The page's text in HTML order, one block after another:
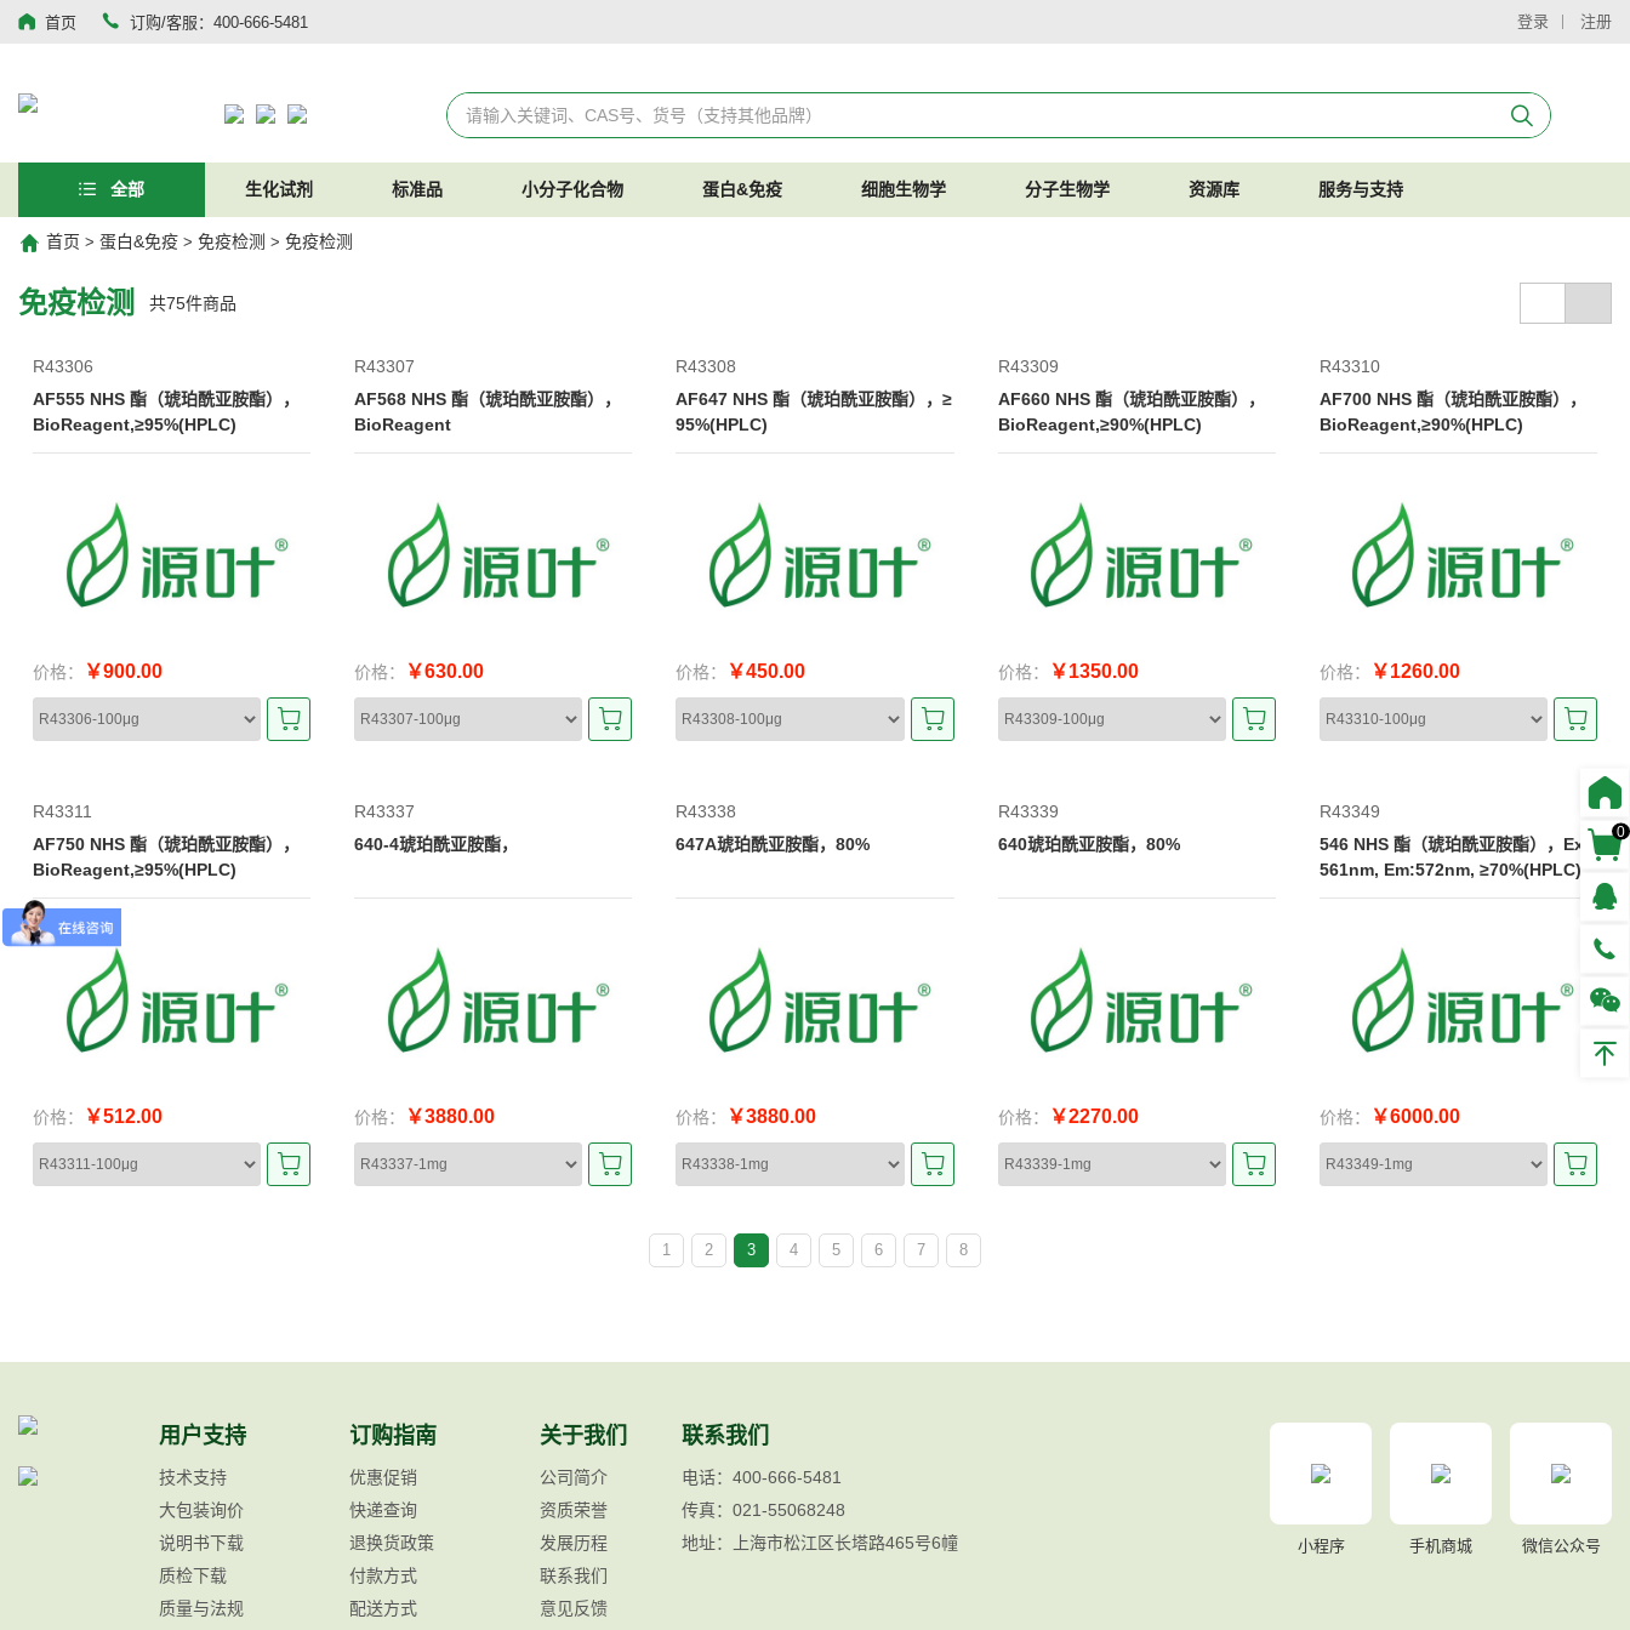
首页 订购/客服：400-666-5481 登录 注册
全部 生化试剂 标准品 小分子化合物 蛋白&免疫 细胞生物学 分子生物学 资源库 服务与支持
首页 > 蛋白&免疫 > 免疫检测 > 免疫检测
免疫检测 共75件商品
R43306
AF555 NHS 酯（琥珀酰亚胺酯），
BioReagent,≥95%(HPLC)
价格： ￥900.00
R43307
AF568 NHS 酯（琥珀酰亚胺酯），
BioReagent
价格： ￥630.00
R43308
AF647 NHS 酯（琥珀酰亚胺酯），≥
95%(HPLC)
价格： ￥450.00
R43309
AF660 NHS 酯（琥珀酰亚胺酯），
BioReagent,≥90%(HPLC)
价格： ￥1350.00
R43310
AF700 NHS 酯（琥珀酰亚胺酯），
BioReagent,≥90%(HPLC)
价格： ￥1260.00
R43311
AF750 NHS 酯（琥珀酰亚胺酯），
BioReagent,≥95%(HPLC)
价格： ￥512.00
R43337
640-4琥珀酰亚胺酯，
价格： ￥3880.00
R43338
647A琥珀酰亚胺酯，80%
价格： ￥3880.00
R43339
640琥珀酰亚胺酯，80%
价格： ￥2270.00
R43349
546 NHS 酯（琥珀酰亚胺酯），Ex:
561nm, Em:572nm, ≥70%(HPLC)
价格： ￥6000.00
1 2 3 4 5 6 7 8
用户支持
技术支持
大包装询价
说明书下载
质检下载
质量与法规
订购指南
优惠促销
快递查询
退换货政策
付款方式
配送方式
关于我们
公司简介
资质荣誉
发展历程
联系我们
意见反馈
联系我们
电话：400-666-5481
传真：021-55068248
地址：上海市松江区长塔路465号6幢
小程序 手机商城 微信公众号
0